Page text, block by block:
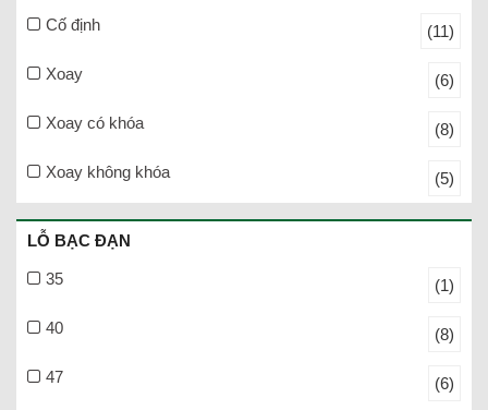
Cố định (11)
Xoay (6)
Xoay có khóa (8)
Xoay không khóa (5)
LỖ BẠC ĐẠN
35 (1)
40 (8)
47 (6)